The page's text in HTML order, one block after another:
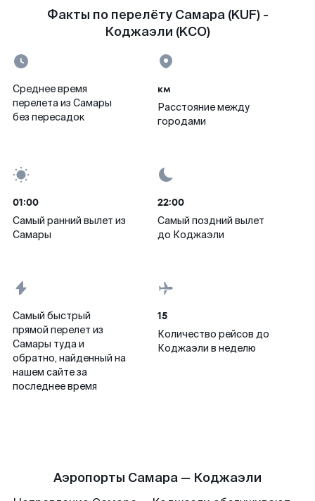
Факты по перелёту Самара (KUF) -
Коджаэли (KCO)
Среднее время
перелета из Самары
без пересадок
км
Расстояние между
городами
01:00
Самый ранний вылет из
Самары
22:00
Самый поздний вылет
до Коджаэли
Самый быстрый
прямой перелет из
Самары туда и
обратно, найденный на
нашем сайте за
последнее время
15
Количество рейсов до
Коджаэли в неделю
Аэропорты Самара — Коджаэли